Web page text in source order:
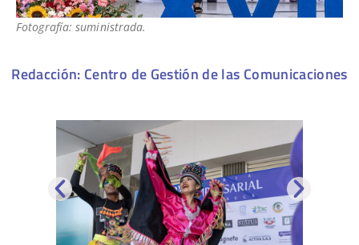
Fotografía: suministrada.
Redacción: Centro de Gestión de las Comunicaciones